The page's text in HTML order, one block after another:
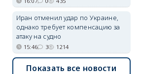
Иран отменил удар по Украине,
однако требует компенсацию за
атаку на судно
15:46 3 1214
Показать все новости